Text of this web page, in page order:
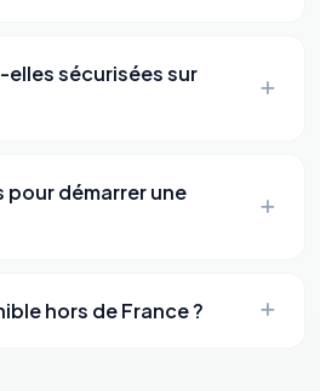
sécurisées sur
pour démarrer une
hors de France ?